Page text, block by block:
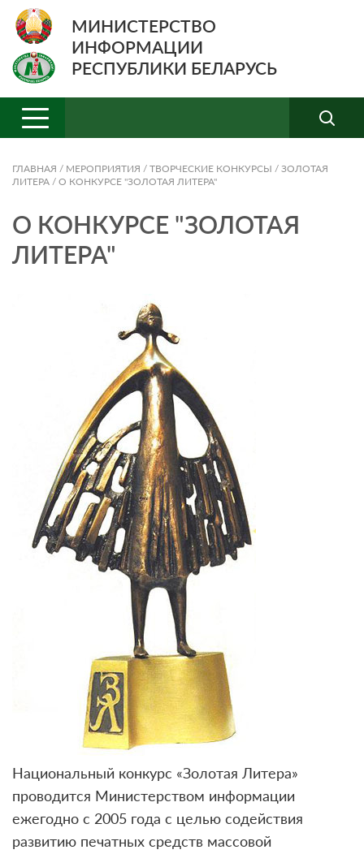
МИНИСТЕРСТВО
ИНФОРМАЦИИ
РЕСПУБЛИКИ БЕЛАРУСЬ
ГЛАВНАЯ / МЕРОПРИЯТИЯ / ТВОРЧЕСКИЕ КОНКУРСЫ / ЗОЛОТАЯ
ЛИТЕРА / О КОНКУРСЕ "ЗОЛОТАЯ ЛИТЕРА"
О КОНКУРСЕ "ЗОЛОТАЯ
ЛИТЕРА"
Национальный конкурс «Золотая Литера»
проводится Министерством информации
ежегодно с 2005 года с целью содействия
развитию печатных средств массовой